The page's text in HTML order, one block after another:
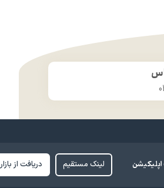
اپلیکیشن لینک مستقیم دریافت از بازار